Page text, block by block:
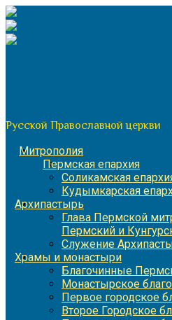
Перейти
к
содержимому
Русской Православной церкви
Митрополия
Пермская епархия
Соликамская
Кудымкарская
Архипастырь
Глава Пермской
Пермский и
Служение
Храмы и монастыри
Благочинные
Монастырское
Первое городское
Второе Городское